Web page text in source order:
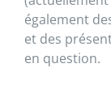
également
et des
en question.